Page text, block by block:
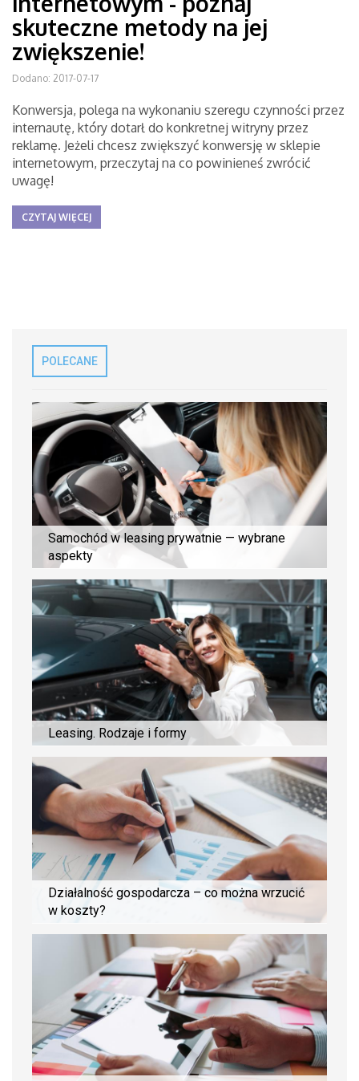
skuteczne metody na jej
zwiększenie!
Dodano: 2017-07-17
Konwersja, polega na wykonaniu szeregu czynności przez
internautę, który dotarł do konkretnej witryny przez
reklamę. Jeżeli chcesz zwiększyć konwersję w sklepie
internetowym, przeczytaj na co powinieneś zwrócić
uwagę!
CZYTAJ WIĘCEJ
POLECANE
Samochód w leasing prywatnie — wybrane
aspekty
Leasing. Rodzaje i formy
Działalność gospodarcza – co można wrzucić
w koszty?